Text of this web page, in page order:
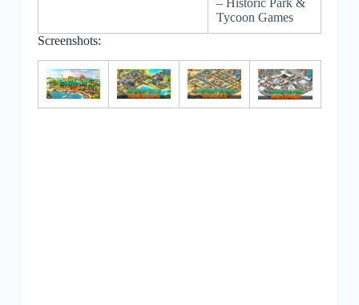
– Historic Park &
Tycoon Games
Screenshots: